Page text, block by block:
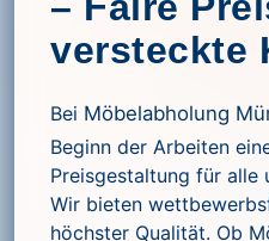
versteckte
Bei Möbelabholung
Beginn der Arbeiten
Preisgestaltung für alle
Wir bieten
höchster Qualität. Ob